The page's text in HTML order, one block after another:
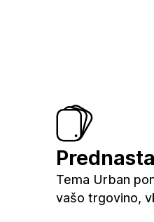
Tema Urban
vašo trgovino,